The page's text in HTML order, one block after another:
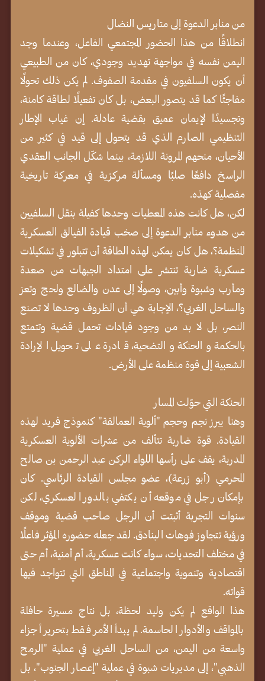
من منابر الدعوة إلى متاريس النضال
انطلاقًا من هذا الحضور المجتمعي الفاعل، وعندما وجد
اليمن نفسه في مواجهة تهديد وجودي، كان من الطبيعي
أن يكون السلفيون في مقدمة الصفوف. لم يكن ذلك تحولًا
مفاجئًا كما قد يتصور البعض، بل كان تفعيلًا لطاقة كامنة،
وتجسيدًا لإيمان عميق بقضية عادلة. إن غياب الإطار
التنظيمي الصارم الذي قد يتحول إلى قيد في كثير من
الأحيان، منحهم المرونة اللازمة، بينما شكّل الجانب العقدي
الراسخ دافعًا صلبًا ومسألة مركزية في معركة تاريخية
مفصلية كهذه.
لكن، هل كانت هذه المعطيات وحدها كفيلة بنقل السلفيين
من هدوء منابر الدعوة إلى صخب قيادة الفيالق العسكرية
المنظمة؟، هل كان يمكن لهذه الطاقة أن تتبلور في تشكيلات
عسكرية ضاربة تنتشر على امتداد الجبهات من صعدة
ومأرب وشبوة وأبين، وصولًا إلى عدن والضالع ولحج وتعز
والساحل الغربي؟، الإجابة هي أن الظروف وحدها لا تصنع
النصر، بل لا بد من وجود قيادات تحمل قضية وتتمتع
بالحكمة والحنكة والتضحية، قادرة على تحويل الإرادة
الشعبية إلى قوة منظمة على الأرض.
الحنكة التي حوّلت المسار
وهنا يبرز نجم وحجم "ألوية العمالقة" كنموذج فريد لهذه
القيادة. قوة ضاربة تتألف من عشرات الألوية العسكرية
المدربة، يقف على رأسها اللواء الركن عبد الرحمن بن صالح
المحرمي (أبو زرعة)، عضو مجلس القيادة الرئاسي. كان
بإمكان رجل في موقعه أن يكتفي بالدور العسكري، لكن
سنوات التجربة أثبتت أن الرجل صاحب قضية وموقف
ورؤية تتجاوز فوهات البنادق. لقد جعله حضوره المؤثر فاعلًا
في مختلف التحديات، سواء كانت عسكرية، أم أمنية، أم حتى
اقتصادية وتنموية واجتماعية في المناطق التي تتواجد فيها
قواته.
هذا الواقع لم يكن وليد لحظة، بل نتاج مسيرة حافلة
بالمواقف والأدوار الحاسمة. لم يبدأ الأمر فقط بتحرير أجزاء
واسعة من اليمن، من الساحل الغربي في عملية "الرمح
الذهبي"، إلى مديريات شبوة في عملية "إعصار الجنوب"، بل